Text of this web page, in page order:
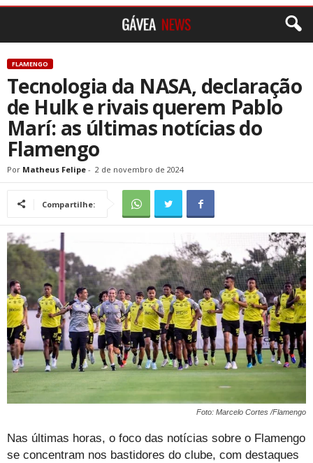
FLAMENGO
Tecnologia da NASA, declaração
de Hulk e rivais querem Pablo
Marí: as últimas notícias do
Flamengo
Por Matheus Felipe - 2 de novembro de 2024
Compartilhe:
Foto: Marcelo Cortes /Flamengo
Nas últimas horas, o foco das notícias sobre o Flamengo
se concentram nos bastidores do clube, com destaques